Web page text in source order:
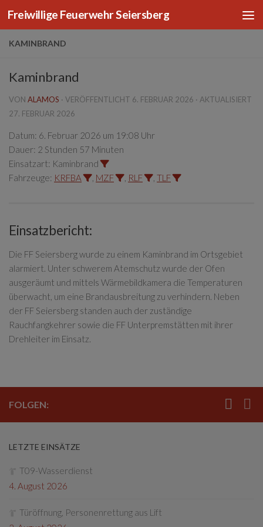
Zum Inhalt springen
Freiwillige Feuerwehr Seiersberg
KAMINBRAND
Kaminbrand
VON ALAMOS · VERÖFFENTLICHT 6. FEBRUAR 2026 · AKTUALISIERT
27. FEBRUAR 2026
Datum: 6. Februar 2026 um 19:08 Uhr
Dauer: 2 Stunden 57 Minuten
Einsatzart: Kaminbrand
Fahrzeuge: KRFBA MZF RLF TLF
Einsatzbericht:
Die FF Seiersberg wurde zu einem Kaminbrand im Ortsgebiet
alarmiert. Unter schwerem Atemschutz wurde der Ofen
ausgeräumt und mittels Wärmebildkamera die Temperaturen
überwacht, um eine Brandausbreitung zu verhindern. Neben
der FF Seiersberg standen auch der zuständige
Rauchfangkehrer sowie die FF Unterpremstätten mit ihrer
Drehleiter im Einsatz.
FOLGEN:
LETZTE EINSÄTZE
T09-Wasserdienst
4. August 2026
Türöffnung, Personenrettung aus Lift